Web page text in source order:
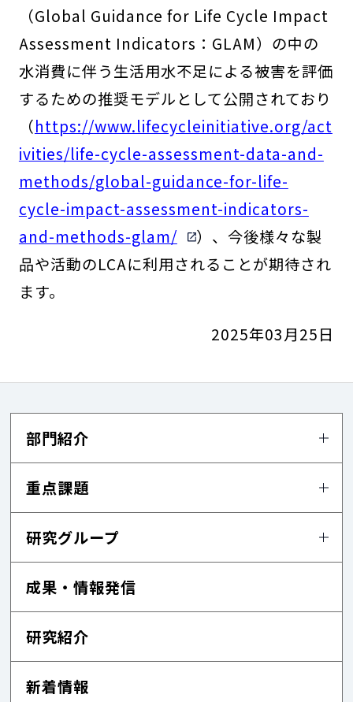
（Global Guidance for Life Cycle Impact
Assessment Indicators：GLAM）の中の
水消費に伴う生活用水不足による被害を評価
するための推奨モデルとして公開されており
（https://www.lifecycleinitiative.org/act
ivities/life-cycle-assessment-data-and-
methods/global-guidance-for-life-
cycle-impact-assessment-indicators-
and-methods-glam/
）、今後様々な製
品や活動のLCAに利用されることが期待され
ます。
2025年03月25日
部門紹介
重点課題
研究グループ
成果・情報発信
研究紹介
新着情報